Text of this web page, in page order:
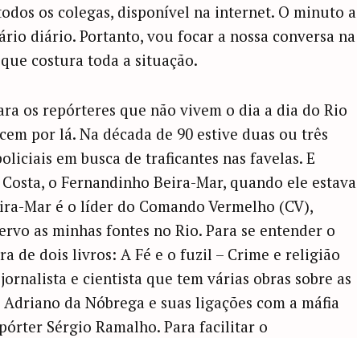
os colegas, disponível na internet. O minuto a
diário. Portanto, vou focar a nossa conversa na
costura toda a situação.
os repórteres que não vivem o dia a dia do Rio
por lá. Na década de 90 estive duas ou três
em busca de traficantes nas favelas. E
o Fernandinho Beira-Mar, quando ele estava
Mar é o líder do Comando Vermelho (CV),
as minhas fontes no Rio. Para se entender o
de dois livros: A Fé e o fuzil – Crime e religião
e cientista que tem várias obras sobre as
da Nóbrega e suas ligações com a máfia
Sérgio Ramalho. Para facilitar o